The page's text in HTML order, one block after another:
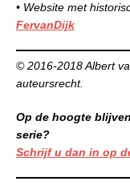
• Website met
FervanDijk
© 2016-2018 Albert
auteursrecht.
Op de hoogte
serie?
Schrijf u dan in op